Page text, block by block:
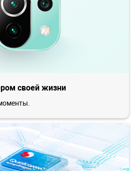
своей жизни